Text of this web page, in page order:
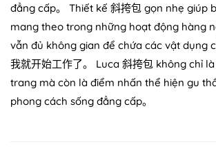
đẳng cấp。 Thiết kế 斜挎包 gọn nhẹ giúp
mang theo trong những hoạt động hàng
vẫn đủ không gian để chứa các vật dụng
我就开始工作了。 Luca 斜挎包 không chỉ
trang mà còn là điểm nhấn thể hiện gu
phong cách sống đẳng cấp。